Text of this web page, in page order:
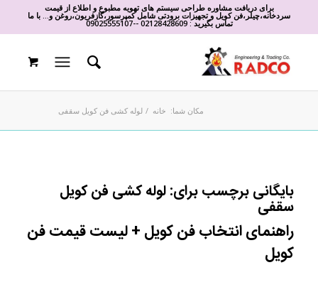
برای دریافت مشاوره طراحی سیستم های تهویه مطبوع و اطلاع از قیمت
سردخانه،چیلر،فن کویل و تجهیزات برودتی شامل کمپرسور،گازفریون،روغن و... با ما
تماس بگیرید :02128428609
-
-
09025555107
مکان شما: خانه / لوله کشی فن کویل سقفی
بایگانی برچسب برای:لوله کشی فن کویل
سقفی
راهنمای انتخاب فن کویل + لیست قیمت فن
کویل